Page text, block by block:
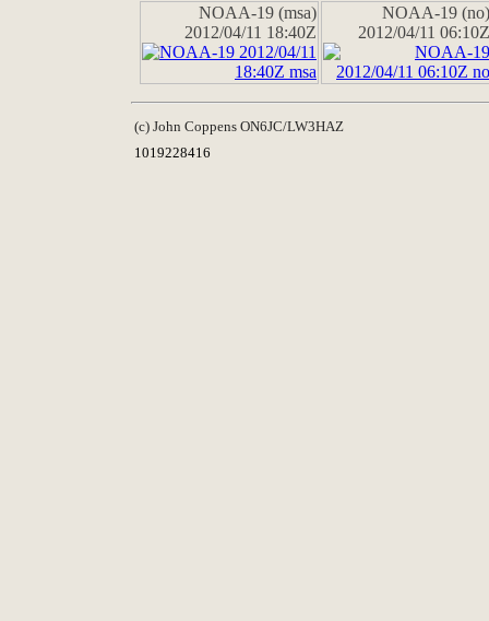
NOAA-19 (msa)
2012/04/11 18:40Z
NOAA-19 (no)
2012/04/11 06:10Z
(c) John Coppens ON6JC/LW3HAZ
1019228416